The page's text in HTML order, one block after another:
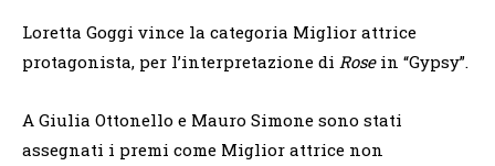
Loretta Goggi vince la categoria Miglior attrice
protagonista, per l’interpretazione di Rose in “Gypsy”.
A Giulia Ottonello e Mauro Simone sono stati
assegnati i premi come Miglior attrice non